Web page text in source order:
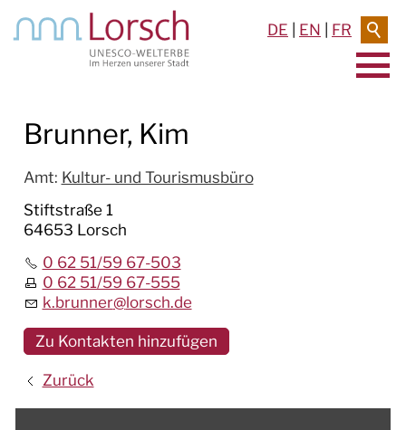
DE EN FR
BAUEN & UMWELT
KULTUR
TOURISMUS
Brunner, Kim
Amt: Kultur- und Tourismusbüro
Stiftstraße 1
64653 Lorsch
0 62 51/59 67-503
0 62 51/59 67-555
k.brunner@lorsch.de
Zu Kontakten hinzufügen
Zurück